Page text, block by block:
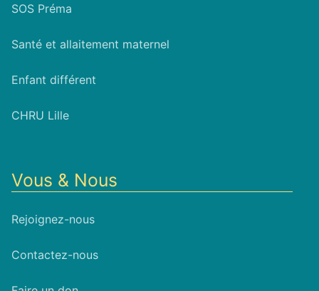
SOS Préma
Santé et allaitement maternel
Enfant différent
CHRU Lille
Vous & Nous
Rejoignez-nous
Contactez-nous